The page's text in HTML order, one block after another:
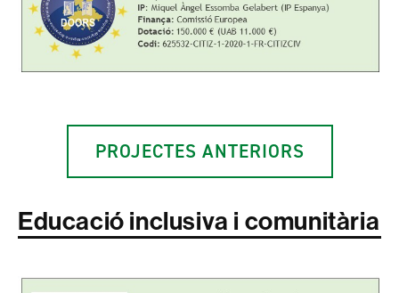
PROJECTES ANTERIORS
Educació inclusiva i comunitària